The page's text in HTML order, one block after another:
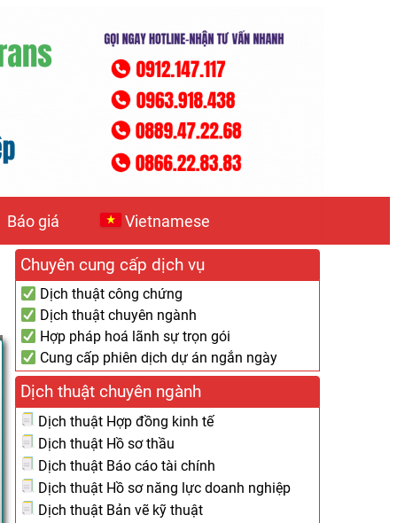
Báo giá Vietnamese
Chuyên cung cấp dịch vụ
Dịch thuật công chứng
Dịch thuật chuyên ngành
Hợp pháp hoá lãnh sự trọn gói
Cung cấp phiên dịch dự án ngắn ngày
Dịch thuật chuyên ngành
Dịch thuật Hợp đồng kinh tế
Dịch thuật Hồ sơ thầu
Dịch thuật Báo cáo tài chính
Dịch thuật Hồ sơ năng lực doanh nghiệp
Dịch thuật Bản vẽ kỹ thuật